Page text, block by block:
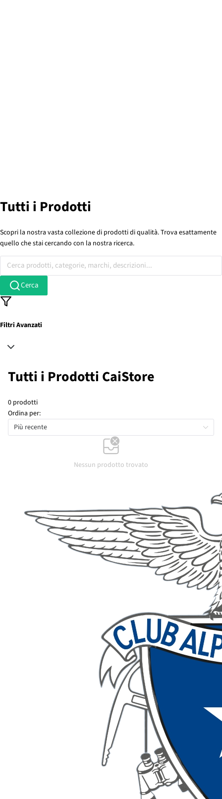
Tutti i Prodotti
Scopri la nostra vasta collezione di prodotti di qualità. Trova esattamente
quello che stai cercando con la nostra ricerca.
Cerca prodotti, categorie, marchi, descrizioni...
Cerca
Filtri Avanzati
Tutti i Prodotti CaiStore
0 prodotti
Ordina per:
Più recente
Nessun prodotto trovato